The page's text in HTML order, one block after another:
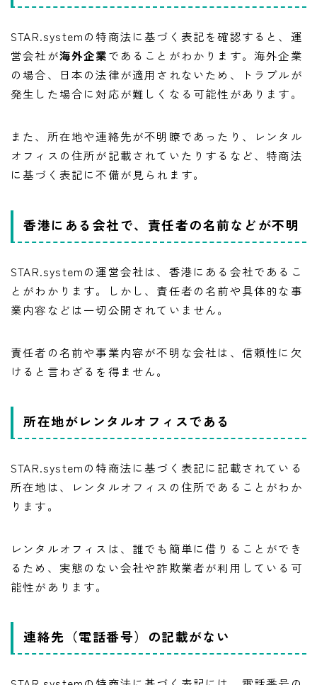
STAR.systemの特商法に基づく表記を確認すると、運
営会社が海外企業であることがわかります。海外企業
の場合、日本の法律が適用されないため、トラブルが
発生した場合に対応が難しくなる可能性があります。
また、所在地や連絡先が不明瞭であったり、レンタル
オフィスの住所が記載されていたりするなど、特商法
に基づく表記に不備が見られます。
香港にある会社で、責任者の名前などが不明
STAR.systemの運営会社は、香港にある会社であるこ
とがわかります。しかし、責任者の名前や具体的な事
業内容などは一切公開されていません。
責任者の名前や事業内容が不明な会社は、信頼性に欠
けると言わざるを得ません。
所在地がレンタルオフィスである
STAR.systemの特商法に基づく表記に記載されている
所在地は、レンタルオフィスの住所であることがわか
ります。
レンタルオフィスは、誰でも簡単に借りることができ
るため、実態のない会社や詐欺業者が利用している可
能性があります。
連絡先（電話番号）の記載がない